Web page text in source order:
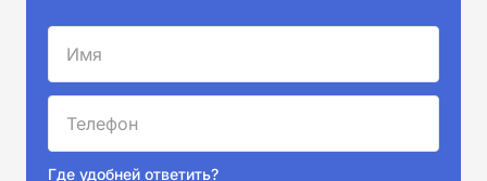
Где удобней ответить?